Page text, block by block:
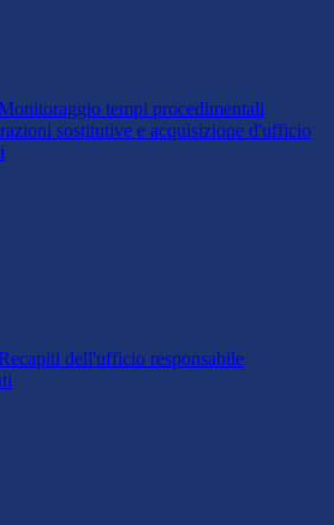
tempi procedimentali
sostitutive e acquisizione d'ufficio
dell'ufficio responsabile